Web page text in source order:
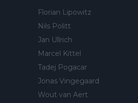
Florian Lipowitz
Nils Politt
Jan Ullrich
Marcel Kittel
Tadej Pogacar
Jonas Vingegaard
Wout van Aert